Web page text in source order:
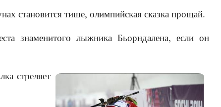
становится тише, олимпийская сказка прощай.
знаменитого лыжника Бьорндалена, если он
стреляет